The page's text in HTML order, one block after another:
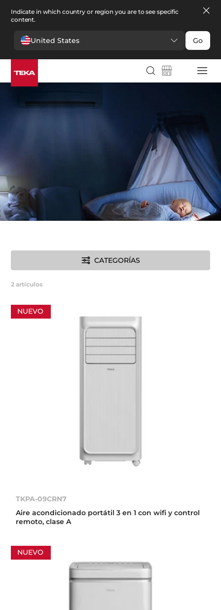
Indicate in which country or region you are to see specific
content.
United States Go
Comfort >Climatización
Climatización
CATEGORÍAS
2 artículos
NUEVO
TKPA-09CRN7
Aire acondicionado portátil 3 en 1 con wifi y control
remoto, clase A
NUEVO